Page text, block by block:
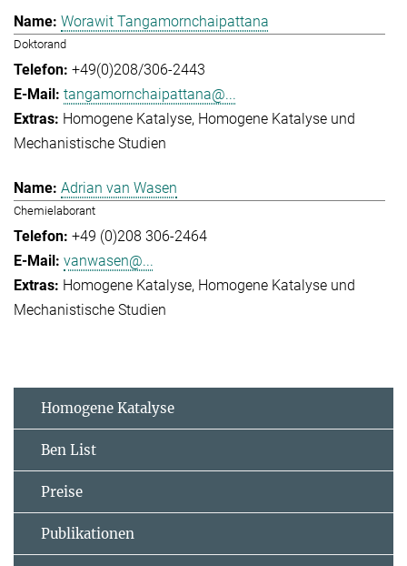
Worawit Tangamornchaipattana
Doktorand
+49(0)208/306-2443
tangamornchaipattana@...
Homogene Katalyse Homogene Katalyse und
Mechanistische Studien
Adrian van Wasen
Chemielaborant
+49 (0)208 306-2464
vanwasen@...
Homogene Katalyse Homogene Katalyse und
Mechanistische Studien
Homogene Katalyse
Ben List
Preise
Publikationen